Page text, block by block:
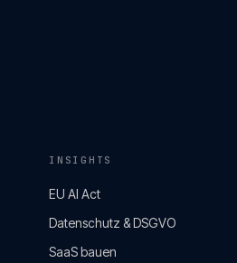
INSIGHTS
EU AI Act
Datenschutz & DSGVO
SaaS bauen